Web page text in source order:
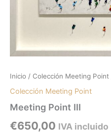
Inicio / Colección Meeting Point
Colección Meeting Point
Meeting Point III
€650,00 IVA incluido